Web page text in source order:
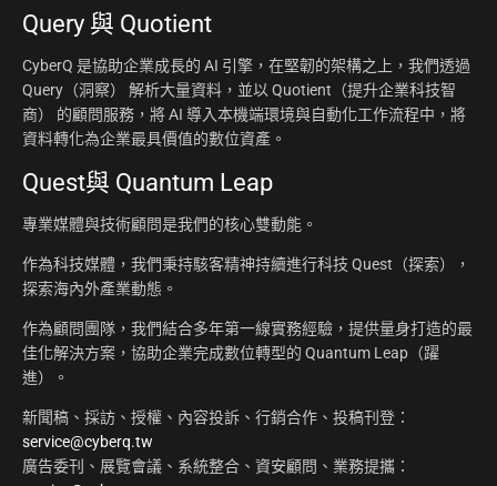
Query 與 Quotient
CyberQ 是協助企業成長的 AI 引擎，在堅韌的架構之上，我們透過
Query（洞察） 解析大量資料，並以 Quotient（提升企業科技智
商） 的顧問服務，將 AI 導入本機端環境與自動化工作流程中，將
資料轉化為企業最具價值的數位資產。
Quest與 Quantum Leap
專業媒體與技術顧問是我們的核心雙動能。
作為科技媒體，我們秉持駭客精神持續進行科技 Quest（探索），
探索海內外產業動態。
作為顧問團隊，我們結合多年第一線實務經驗，提供量身打造的最
佳化解決方案，協助企業完成數位轉型的 Quantum Leap（躍
進）。
新聞稿、採訪、授權、內容投訴、行銷合作、投稿刊登：
service@cyberq.tw
廣告委刊、展覽會議、系統整合、資安顧問、業務提攜：